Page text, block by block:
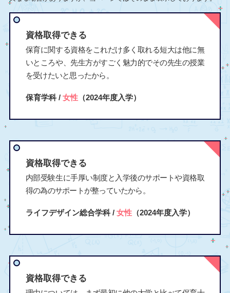
資格取得できる
保育に関する資格をこれだけ多く取れる短大は他に無
いところや、先生方がすごく魅力的でその先生の授業
を受けたいと思ったから。
保育学科 / 女性（2024年度入学）
資格取得できる
内部受験生に手厚い制度と入学後のサポートや資格取
得の為のサポートが整っていたから。
ライフデザイン総合学科 / 女性（2024年度入学）
資格取得できる